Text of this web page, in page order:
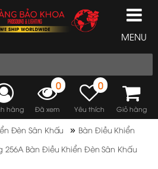
MENU
hàng
0
Đã xem
0
Yêu thích Giỏ hàng
Đèn Sân Khấu » Bàn Điều Khiển
256A Bàn Điều Khiển Đèn Sân Khấu